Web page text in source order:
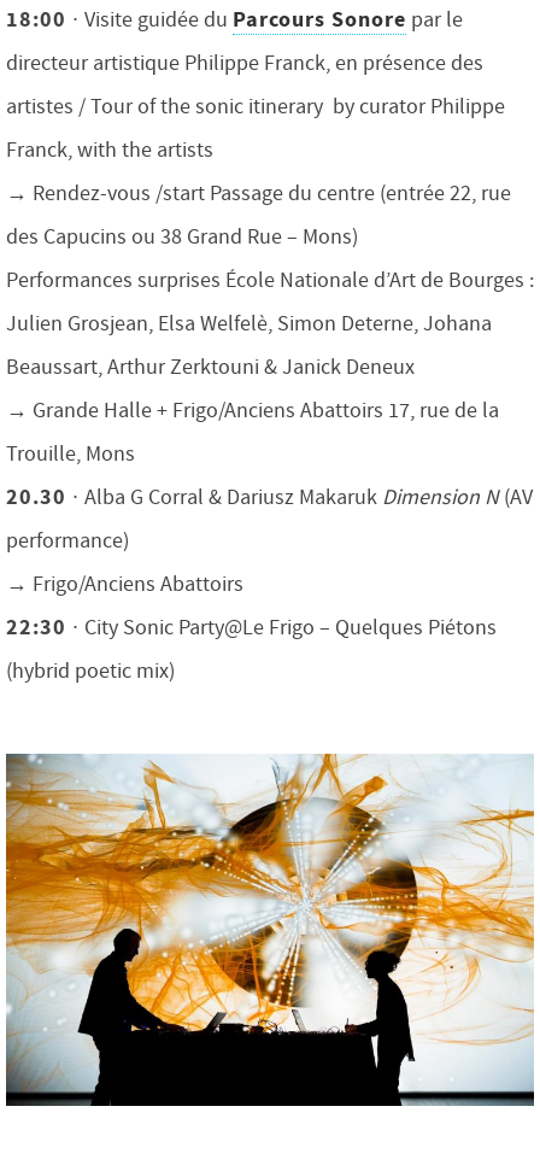
18:00 ∙ Visite guidée du Parcours Sonore par le
directeur artistique Philippe Franck, en présence des
artistes / Tour of the sonic itinerary by curator Philippe
Franck, with the artists
→ Rendez-vous /start Passage du centre (entrée 22, rue
des Capucins ou 38 Grand Rue – Mons)
Performances surprises École Nationale d’Art de Bourges :
Julien Grosjean, Elsa Welfelè, Simon Deterne, Johana
Beaussart, Arthur Zerktouni & Janick Deneux
→ Grande Halle + Frigo/Anciens Abattoirs 17, rue de la
Trouille, Mons
20.30 ∙ Alba G Corral & Dariusz Makaruk Dimension N(AV
performance)
→ Frigo/Anciens Abattoirs
22:30 ∙ City Sonic Party@Le Frigo – Quelques Piétons
(hybrid poetic mix)